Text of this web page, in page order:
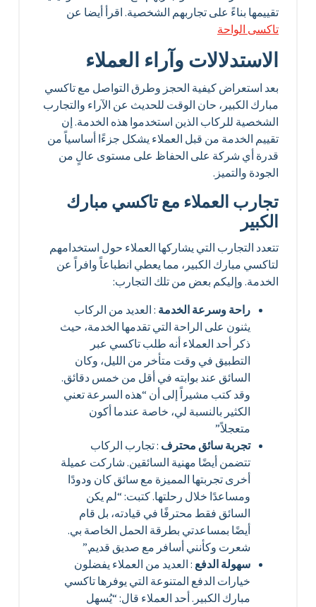
تقييمها بناءً على تجاربهم الشخصية. اقرأ أيضا عن
تاكسى الواحة
الاستدلالات وآراء العملاء
بعد استعراض كيفية الحجز وطرق التواصل مع تاكسي
مبارك الكبير، حان الوقت للحديث عن الآراء والتجارب
الشخصية للركاب الذين استخدموا هذه الخدمة. إن
تقييم الخدمة من قبل العملاء يشكل جزءًا أساسياً من
قدرة أي شركة على الحفاظ على مستوى عالٍ من
الجودة والتميز.
تجارب العملاء مع تاكسي مبارك
الكبير
تتعدد التجارب التي يشاركها العملاء حول استخدامهم
لتاكسي مبارك الكبير، مما يعطي انطباعاً وافراً عن
الخدمة. وإليكم بعض من تلك التجارب:
راحة وسرعة الخدمة: العديد من الركاب
يثنون على الراحة التي تقدمها الخدمة، حيث
ذكر أحد العملاء أنه طلب تاكسي عبر
التطبيق في وقت متأخر من الليل، وكان
السائق عند بوابته في أقل من خمس دقائق.
وقد كتب مشيراً إلى أن “هذه السرعة تعني
الكثير بالنسبة لي، خاصة عندما أكون
متعجلاً.”
تجربة سائق محترف: تجارب الركاب
تتضمن أيضًا مهنية السائقين. شاركت عميلة
أخرى تجربتها المميزة مع سائق كان ودودًا
ومساعدًا خلال رحلتها. كتبت: “لم يكن
السائق فقط محترفًا في قيادته، بل قام
أيضًا بمساعدتي بطرقة الحمل الخاصة بي.
شعرت وكأنني أسافر مع صديق قديم.”
سهولة الدفع: العديد من العملاء يفضلون
خيارات الدفع المتنوعة التي يوفرها تاكسي
مبارك الكبير. أحد العملاء قال: “يُسهل